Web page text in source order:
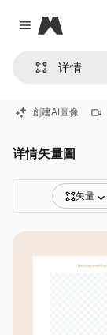
Close menu
Magnific
創建AI圖像
详情矢量圖
矢量